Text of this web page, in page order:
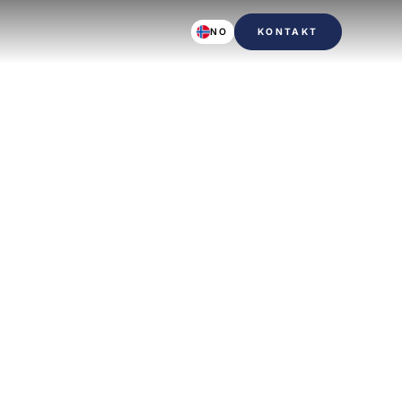
NO KONTAKT